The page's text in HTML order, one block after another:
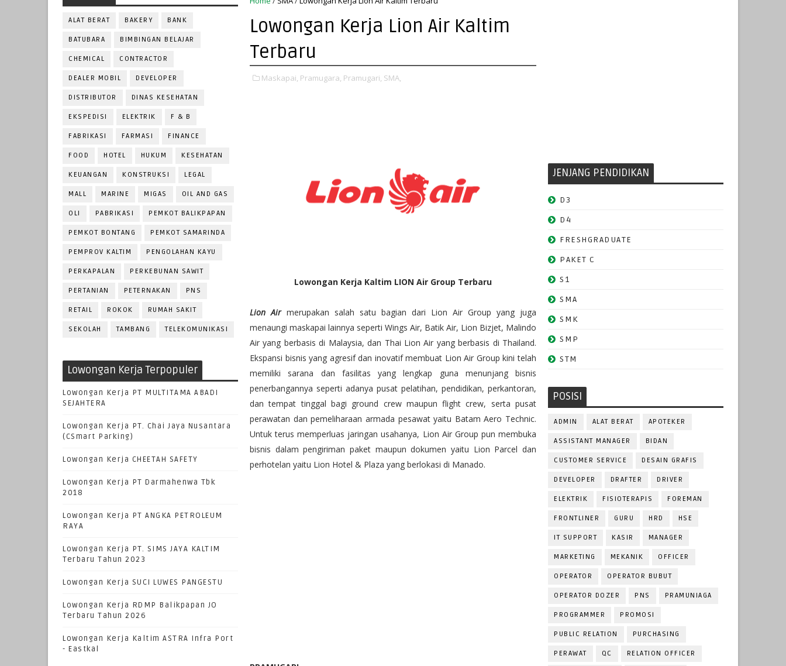
ALAT BERAT BAKERY BANK
BATUBARA BIMBINGAN BELAJAR
CHEMICAL CONTRACTOR
DEALER MOBIL DEVELOPER
DISTRIBUTOR DINAS KESEHATAN
EKSPEDISI ELEKTRIK F & B
FABRIKASI FARMASI FINANCE
FOOD HOTEL HUKUM KESEHATAN
KEUANGAN KONSTRUKSI LEGAL
MALL MARINE MIGAS OIL AND GAS
OLI PABRIKASI PEMKOT BALIKPAPAN
PEMKOT BONTANG PEMKOT SAMARINDA
PEMPROV KALTIM PENGOLAHAN KAYU
PERKAPALAN PERKEBUNAN SAWIT
PERTANIAN PETERNAKAN PNS
RETAIL ROKOK RUMAH SAKIT
SEKOLAH TAMBANG TELEKOMUNIKASI
Lowongan Kerja Terpopuler
Lowongan Kerja PT MULTITAMA ABADI
SEJAHTERA
Lowongan Kerja PT. Chai Jaya Nusantara
(CSmart Parking)
Lowongan Kerja CHEETAH SAFETY
Lowongan Kerja PT Darmahenwa Tbk
2018
Lowongan Kerja PT ANGKA PETROLEUM
RAYA
Lowongan Kerja PT. SIMS JAYA KALTIM
Terbaru Tahun 2023
Lowongan Kerja SUCI LUWES PANGESTU
Lowongan Kerja RDMP Balikpapan JO
Terbaru Tahun 2026
Lowongan Kerja Kaltim ASTRA Infra Port
- Eastkal
Lowongan Kerja Lion Air Kaltim
Terbaru
Maskapai, Pramugara, Pramugari, SMA,
Lowongan Kerja Kaltim LION Air Group Terbaru
Lion Air merupakan salah satu bagian dari Lion Air Group yang juga
menaungi maskapai lainnya seperti Wings Air, Batik Air, Lion Bizjet, Malindo
Air yang berbasis di Malaysia, dan Thai Lion Air yang berbasis di Thailand.
Ekspansi bisnis yang agresif dan inovatif membuat Lion Air Group kini telah
memiliki sarana dan fasilitas yang lengkap guna menunjang bisnis
penerbangannya seperti adanya pusat pelatihan, pendidikan, perkantoran,
dan tempat tinggal bagi ground crew maupun flight crew, serta pusat
perawatan dan pemeliharaan armada pesawat yaitu Batam Aero Technic.
Untuk terus memperluas jaringan usahanya, Lion Air Group pun membuka
bisnis dalam pengiriman paket maupun dokumen yaitu Lion Parcel dan
perhotelan yaitu Lion Hotel & Plaza yang berlokasi di Manado.
JENJANG PENDIDIKAN
D3
D4
FRESHGRADUATE
PAKET C
S1
SMA
SMK
SMP
STM
POSISI
ADMIN ALAT BERAT APOTEKER
ASSISTANT MANAGER BIDAN
CUSTOMER SERVICE DESAIN GRAFIS
DEVELOPER DRAFTER DRIVER
ELEKTRIK FISIOTERAPIS FOREMAN
FRONTLINER GURU HRD HSE
IT SUPPORT KASIR MANAGER
MARKETING MEKANIK OFFICER
OPERATOR OPERATOR BUBUT
OPERATOR DOZER PNS PRAMUNIAGA
PROGRAMMER PROMOSI
PUBLIC RELATION PURCHASING
PERAWAT QC RELATION OFFICER